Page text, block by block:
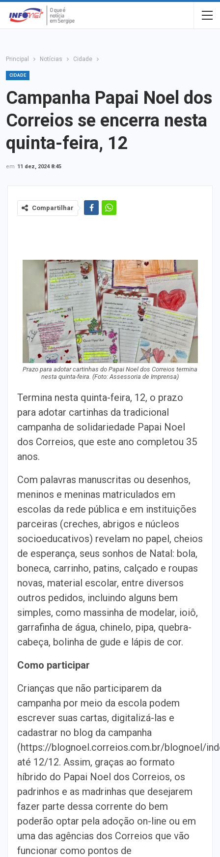
Principal Notícias Cidade
CIDADE
Campanha Papai Noel dos
Correios se encerra nesta
quinta-feira, 12
em 11 dez, 2024 8:45
Compartilhar
Prazo para adotar cartinhas do Papai Noel dos Correios termina
nesta quinta-feira. (Foto: Assessoria de Imprensa)
Termina nesta quinta-feira, 12, o prazo
para adotar cartinhas da tradicional
campanha de solidariedade Papai Noel
dos Correios, que este ano completou 35
anos.
Com palavras manuscritas ou desenhos,
meninos e meninas matriculados em
escolas da rede pública e em instituições
parceiras (creches, abrigos e núcleos
socioeducativos) revelam no papel, cheios
de esperança, seus sonhos de Natal: bola,
boneca, carrinho, patins, calçado e roupas
novas, material escolar, entre diversos
outros pedidos, incluindo alguns bem
simples, como massinha de modelar, ioiô,
garrafinha de água, chinelo, pipa, quebra-
cabeça, bolinha de gude e lápis de cor.
Como participar
Crianças que não participarem da
campanha por meio da escola podem
escrever suas cartas, digitalizá-las e
cadastrar no blog da campanha
(https://blognoel.correios.com.br/blognoel/
até 12/12. Assim, graças ao formato
híbrido do Papai Noel dos Correios, os
padrinhos e as madrinhas que desejarem
fazer parte dessa corrente do bem
poderão optar pela adoção on-line ou em
uma das agências dos Correios que vão
funcionar como pontos de